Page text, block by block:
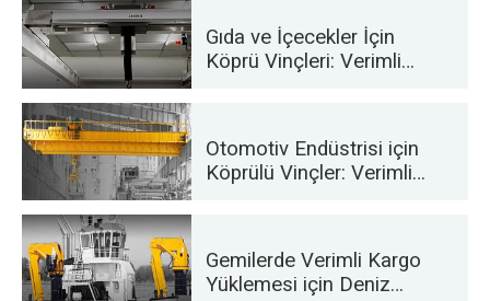
Konteyner Elleçleme
Gıda ve İçecekler İçin
Köprü Vinçleri: Verimli
Otomotiv Endüstrisi için
Köprülü Vinçler: Verimli
Gemilerde Verimli Kargo
Yüklemesi için Deniz